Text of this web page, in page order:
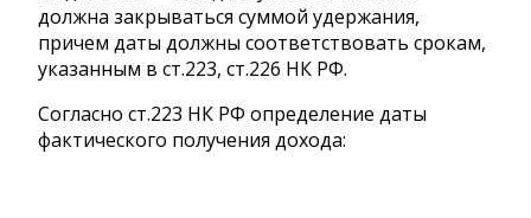
должна закрываться суммой удержания,
причем даты должны соответствовать срокам,
указанным в ст.223, ст.226 НК РФ.
Согласно ст.223 НК РФ определение даты
фактического получения дохода: